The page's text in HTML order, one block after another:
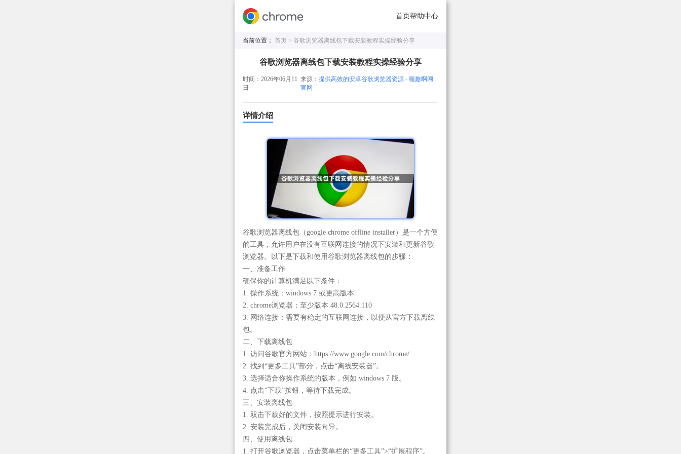
首页帮助中心
当前位置： 首页 > 谷歌浏览器离线包下载安装教程实操经验分享
谷歌浏览器离线包下载安装教程实操经验分享
时间：2026年06月11
日
来源：提供高效的安卓谷歌浏览器资源 - 喔趣啊网
官网
详情介绍
谷歌浏览器离线包（google chrome offline installer）是一个方便
的工具，允许用户在没有互联网连接的情况下安装和更新谷歌
浏览器。以下是下载和使用谷歌浏览器离线包的步骤：
一、准备工作
确保你的计算机满足以下条件：
1. 操作系统：windows 7 或更高版本
2. chrome浏览器：至少版本 48.0.2564.110
3. 网络连接：需要有稳定的互联网连接，以便从官方下载离线
包。
二、下载离线包
1. 访问谷歌官方网站：https://www.google.com/chrome/
2. 找到“更多工具”部分，点击“离线安装器”。
3. 选择适合你操作系统的版本，例如 windows 7 版。
4. 点击“下载”按钮，等待下载完成。
三、安装离线包
1. 双击下载好的文件，按照提示进行安装。
2. 安装完成后，关闭安装向导。
四、使用离线包
1. 打开谷歌浏览器，点击菜单栏的“更多工具”>“扩展程序”。